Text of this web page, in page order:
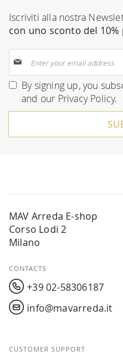
Iscriviti alla nostra
con uno sconto del 10%
Up
for
Our
By signing up, you
and our Privacy Policy.
MAV Arreda E-shop
Corso Lodi 2
Milano
CONTACTS
+39 02-58306187
info@mavarreda.it
CUSTOMER SUPPORT